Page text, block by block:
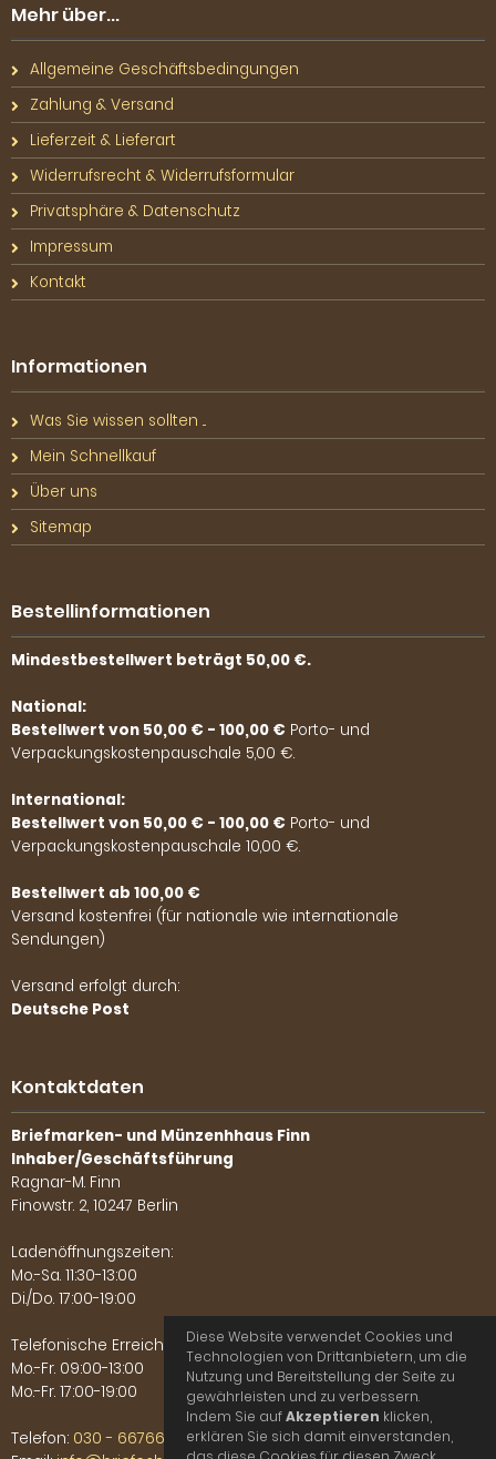
Mehr über...
Allgemeine Geschäftsbedingungen
Zahlung & Versand
Lieferzeit & Lieferart
Widerrufsrecht & Widerrufsformular
Privatsphäre & Datenschutz
Impressum
Kontakt
Informationen
Was Sie wissen sollten ...
Mein Schnellkauf
Über uns
Sitemap
Bestellinformationen
Mindestbestellwert beträgt 50,00 €.
National:
Bestellwert von 50,00 € - 100,00 € Porto- und
Verpackungskostenpauschale 5,00 €.
International:
Bestellwert von 50,00 € - 100,00 € Porto- und
Verpackungskostenpauschale 10,00 €.
Bestellwert ab 100,00 €
Versand kostenfrei (für nationale wie internationale
Sendungen)
Versand erfolgt durch:
Deutsche Post
Kontaktdaten
Briefmarken- und Münzenhhaus Finn
Inhaber/Geschäftsführung
Ragnar-M. Finn
Finowstr. 2, 10247 Berlin
Ladenöffnungszeiten:
Mo.-Sa. 11:30-13:00
Di./Do. 17:00-19:00
Telefonische Erreichbarkeit:
Mo.-Fr. 09:00-13:00
Mo.-Fr. 17:00-19:00
Telefon: 030 - 66766702
Diese Website verwendet Cookies und
Technologien von Drittanbietern, um die
Nutzung und Bereitstellung der Seite zu
gewährleisten und zu verbessern.
Indem Sie aufAkzeptieren klicken,
erklären Sie sich damit einverstanden,